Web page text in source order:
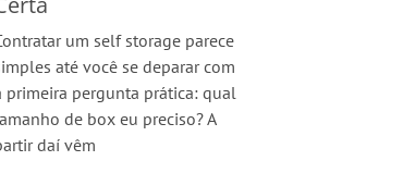
um self storage parece
até você se deparar com
primeira pergunta prática: qual
de box eu preciso? A
daí vêm